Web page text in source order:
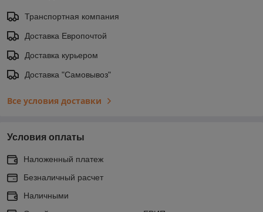
Транспортная компания
Доставка Европочтой
Доставка курьером
Доставка "Самовывоз"
Все условия доставки
Условия оплаты
Наложенный платеж
Безналичный расчет
Наличными